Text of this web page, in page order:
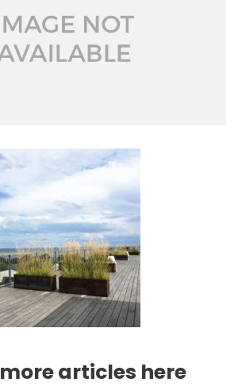
articles here